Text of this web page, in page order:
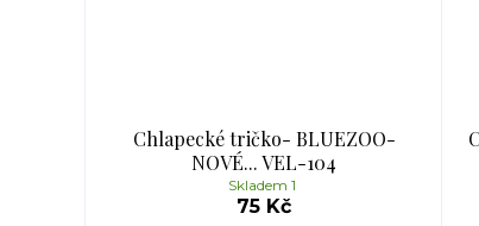
Chlapecké tričko- BLUEZOO-
NOVÉ... VEL-104
75 Kč
Skladem 1